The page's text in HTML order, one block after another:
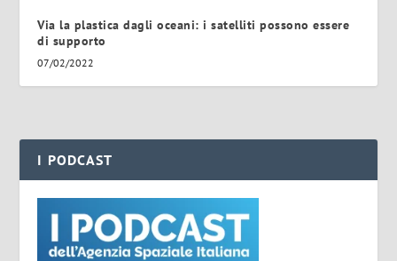
Via la plastica dagli oceani: i satelliti possono essere
di supporto
07/02/2022
I PODCAST